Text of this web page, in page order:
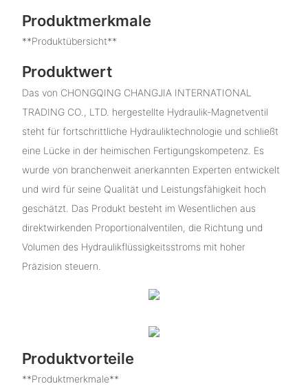
Produktmerkmale
**Produktübersicht**
Produktwert
Das von CHONGQING CHANGJIA INTERNATIONAL
TRADING CO., LTD. hergestellte Hydraulik-Magnetventil
steht für fortschrittliche Hydrauliktechnologie und schließt
eine Lücke in der heimischen Fertigungskompetenz. Es
wurde von branchenweit anerkannten Experten entwickelt
und wird für seine Qualität und Leistungsfähigkeit hoch
geschätzt. Das Produkt besteht im Wesentlichen aus
direktwirkenden Proportionalventilen, die Richtung und
Volumen des Hydraulikflüssigkeitsstroms mit hoher
Präzision steuern.
Produktvorteile
**Produktmerkmale**